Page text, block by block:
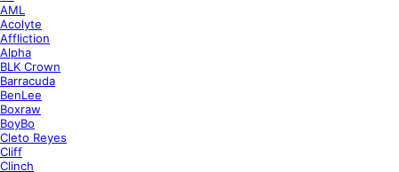
AML
Acolyte
Affliction
Alpha
BLK Crown
Barracuda
BenLee
Boxraw
BoyBo
Cleto Reyes
Cliff
Clinch